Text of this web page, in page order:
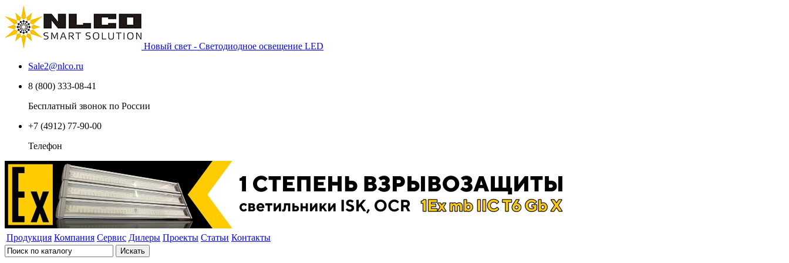
Новый свет - Светодиодное освещение LED
Sale2@nlco.ru
8 (800) 333-08-41
Бесплатный звонок по России
+7 (4912) 77-90-00
Телефон
Продукция Компания Сервис Дилеры Проекты Статьи Контакты